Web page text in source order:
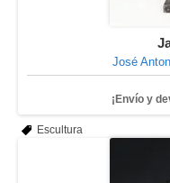
José
¡Envío y
Escultura